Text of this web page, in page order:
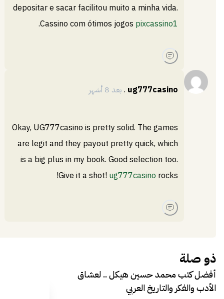
depositar e sacar facilitou muito a minha vida.
Cassino com ótimos jogos pixcassino1
.
ug777casino
. بعد 8 أشهر
Okay, UG777casino is pretty solid. The games
are legit and they payout pretty quick, which
is a big plus in my book. Good selection too.
Give it a shot! ug777casino rocks!
ذو صلة
أفضل كتب محمد حسين هيكل .. لعشاق
الأدب والفكر والتاريخ العربي